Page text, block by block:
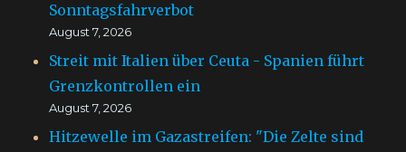
Sonntagsfahrverbot
August 7, 2026
Streit mit Italien über Ceuta - Spanien führt
Grenzkontrollen ein
August 7, 2026
Hitzewelle im Gazastreifen: "Die Zelte sind